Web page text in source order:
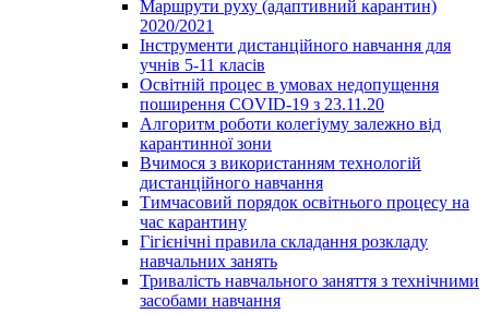
Маршрути руху (адаптивний карантин)
2020/2021
Інструменти дистанційного навчання для
учнів 5-11 класів
Освітній процес в умовах недопущення
поширення COVID-19 з 23.11.20
Алгоритм роботи колегіуму залежно від
карантинної зони
Вчимося з використанням технологій
дистанційного навчання
Тимчасовий порядок освітнього процесу на
час карантину
Гігієнічні правила складання розкладу
навчальних занять
Тривалість навчального заняття з технічними
засобами навчання